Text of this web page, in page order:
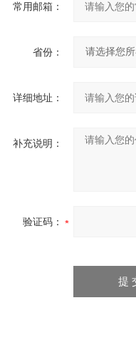
常用邮箱：
省份：
详细地址：
补充说明：
验证码：